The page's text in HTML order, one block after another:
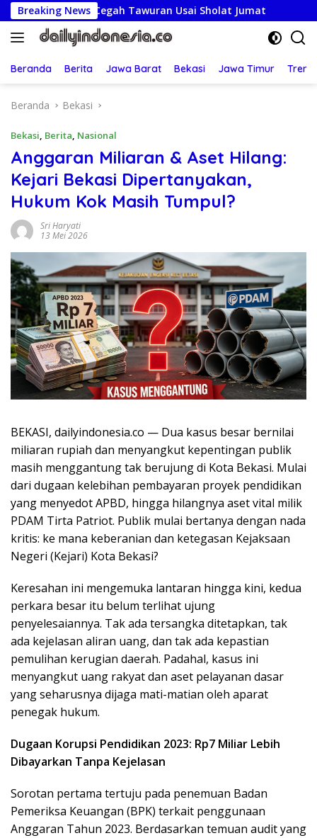
Langsung
ke
konten
Breaking News
Cegah Tawuran Usai Sholat Jumat Lepas Kontingen
Beranda Berita Jawa Barat Bekasi Jawa Timur
Beranda Bekasi
Bekasi, Berita, Nasional
Anggaran Miliaran & Aset Hilang:
Kejari Bekasi Dipertanyakan,
Hukum Kok Masih Tumpul?
Sri Haryati
13 Mei 2026
BEKASI, dailyindonesia.co — Dua kasus besar bernilai
miliaran rupiah dan menyangkut kepentingan publik
masih menggantung tak berujung di Kota Bekasi. Mulai
dari dugaan kelebihan pembayaran proyek pendidikan
yang menyedot APBD, hingga hilangnya aset vital milik
PDAM Tirta Patriot. Publik mulai bertanya dengan nada
kritis: ke mana keberanian dan ketegasan Kejaksaan
Negeri (Kejari) Kota Bekasi?
Keresahan ini mengemuka lantaran hingga kini, kedua
perkara besar itu belum terlihat ujung
penyelesaiannya. Tak ada tersangka ditetapkan, tak
ada kejelasan aliran uang, dan tak ada kepastian
pemulihan kerugian daerah. Padahal, kasus ini
menyangkut uang rakyat dan aset pelayanan dasar
yang seharusnya dijaga mati-matian oleh aparat
penegak hukum.
Dugaan Korupsi Pendidikan 2023: Rp7 Miliar Lebih
Dibayarkan Tanpa Kejelasan
Sorotan pertama tertuju pada penemuan Badan
Pemeriksa Keuangan (BPK) terkait penggunaan
Anggaran Tahun 2023. Berdasarkan temuan audit yang